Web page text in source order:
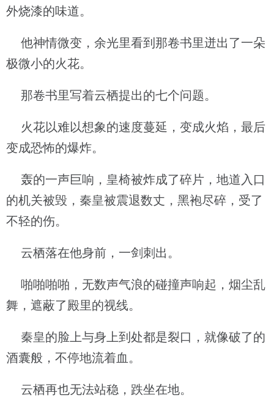
外烧漆的味道。
他神情微变，余光里看到那卷书里迸出了一朵
极微小的火花。
那卷书里写着云栖提出的七个问题。
火花以难以想象的速度蔓延，变成火焰，最后
变成恐怖的爆炸。
轰的一声巨响，皇椅被炸成了碎片，地道入口
的机关被毁，秦皇被震退数丈，黑袍尽碎，受了
不轻的伤。
云栖落在他身前，一剑刺出。
啪啪啪啪，无数声气浪的碰撞声响起，烟尘乱
舞，遮蔽了殿里的视线。
秦皇的脸上与身上到处都是裂口，就像破了的
酒囊般，不停地流着血。
云栖再也无法站稳，跌坐在地。